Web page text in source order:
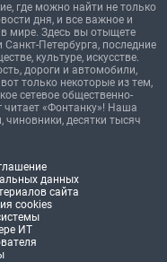
где можно найти не только
дня, и все важное и
в мире. Здесь вы отыщете
Петербурга, последние
культуре, искусстве.
дороги и автомобили,
только некоторые из тем,
сетевое общественно-
читает «Фонтанку»! Наша
десятки тысяч
данных
сайта
cookies
ИТ